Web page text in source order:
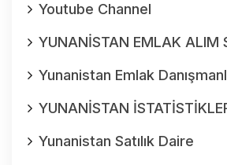
Youtube Channel
YUNANİSTAN EMLAK ALIM
Yunanistan Emlak
YUNANİSTAN
Yunanistan Satılık Daire